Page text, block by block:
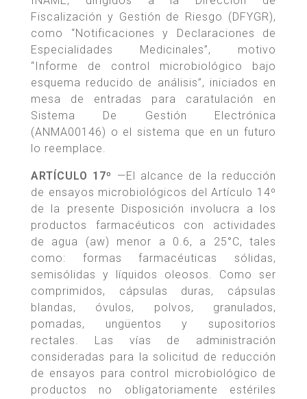
Fiscalización y Gestión de Riesgo (DFYGR),
como “Notificaciones y Declaraciones de
Especialidades Medicinales”, motivo
“Informe de control microbiológico bajo
esquema reducido de análisis”, iniciados en
mesa de entradas para caratulación en
Sistema De Gestión Electrónica
(ANMA00146) o el sistema que en un futuro
lo reemplace.
ARTÍCULO 17º —El alcance de la reducción
de ensayos microbiológicos del Artículo 14º
de la presente Disposición involucra a los
productos farmacéuticos con actividades
de agua (aw) menor a 0.6, a 25°C, tales
como: formas farmacéuticas sólidas,
semisólidas y líquidos oleosos. Como ser
comprimidos, cápsulas duras, cápsulas
blandas, óvulos, polvos, granulados,
pomadas, ungüentos y supositorios
rectales. Las vías de administración
consideradas para la solicitud de reducción
de ensayos para control microbiológico de
productos no obligatoriamente estériles